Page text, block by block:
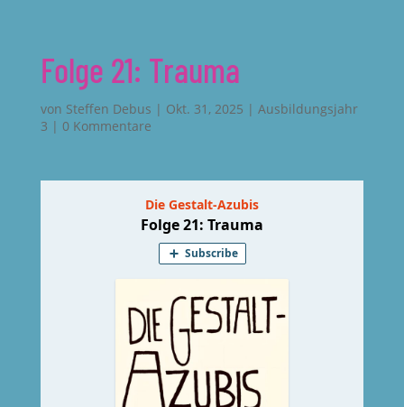
Folge 21: Trauma
von Steffen Debus | Okt. 31, 2025 | Ausbildungsjahr
3 | 0 Kommentare